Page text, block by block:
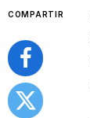
COMPARTIR